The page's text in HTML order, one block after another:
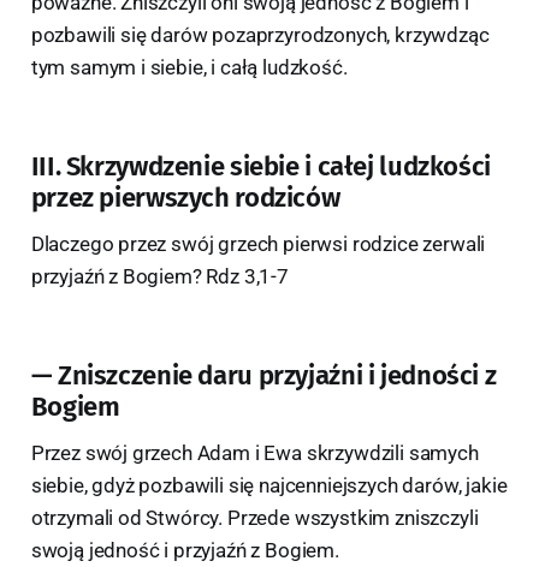
pozbawili się darów pozaprzyrodzonych, krzywdząc
tym samym i siebie, i całą ludzkość.
III. Skrzywdzenie siebie i całej ludzkości
przez pierwszych rodziców
Dlaczego przez swój grzech pierwsi rodzice zerwali
przyjaźń z Bogiem? Rdz 3,1-7
— Zniszczenie daru przyjaźni i jedności z
Bogiem
Przez swój grzech Adam i Ewa skrzywdzili samych
siebie, gdyż pozbawili się najcenniejszych darów, jakie
otrzymali od Stwórcy. Przede wszystkim zniszczyli
swoją jedność i przyjaźń z Bogiem.